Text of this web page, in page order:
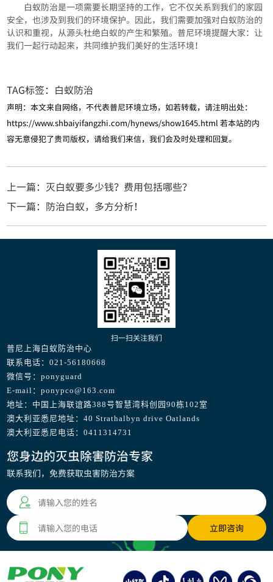
白蚁防治是一项需要长期坚持的工作，它不仅关系到我们的家园
安全，也涉及到我们的环境保护。因此，我们需要加强对白蚁防治的
认识和重视，从源头杜绝白蚁的产生和繁殖。普尼环境提醒大家：让
我们一起行动起来，共同维护我们美好的生活环境！
TAG标签： 白蚁防治
声明：本文来自网络，不代表普尼环境立场，如若转载，请注明出处：
https://www.shbaiyifangzhi.com/hynews/show1645.html 若本站的内
容无意侵犯了贵司版权，请给我们来信，我们会及时处理和回复。
上一篇：灭白蚁要多少钱？费用包括哪些？
下一篇：防治白蚁，多方分析！
扫一扫关注我们
普尼上海白蚁防治中心
联系电话：021-56180668
微信号：ponyguard
E-mail：ponypco@163.com
地址：中国上海联谊路388号智慧湾科创园90栋102室
澳大利亚悉尼地址：40 Strathalbyn drive Oatlands
澳大利亚悉尼电话：0411314731
您身边的灭虫除害防治专家
联系我们，免费获取虫害防治方案